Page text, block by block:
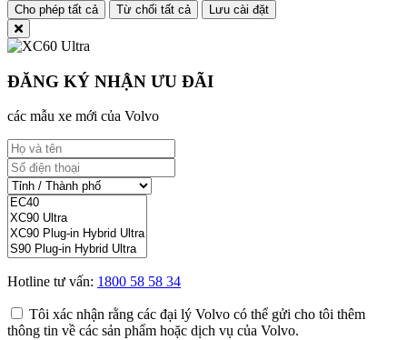
Cho phép tất cả Từ chối tất cả Lưu cài đặt
ĐĂNG KÝ NHẬN ƯU ĐÃI
các mẫu xe mới của Volvo
Hotline tư vấn: 1800 58 58 34
Tôi xác nhận rằng các đại lý Volvo có thể gửi cho tôi thêm
thông tin về các sản phẩm hoặc dịch vụ của Volvo.